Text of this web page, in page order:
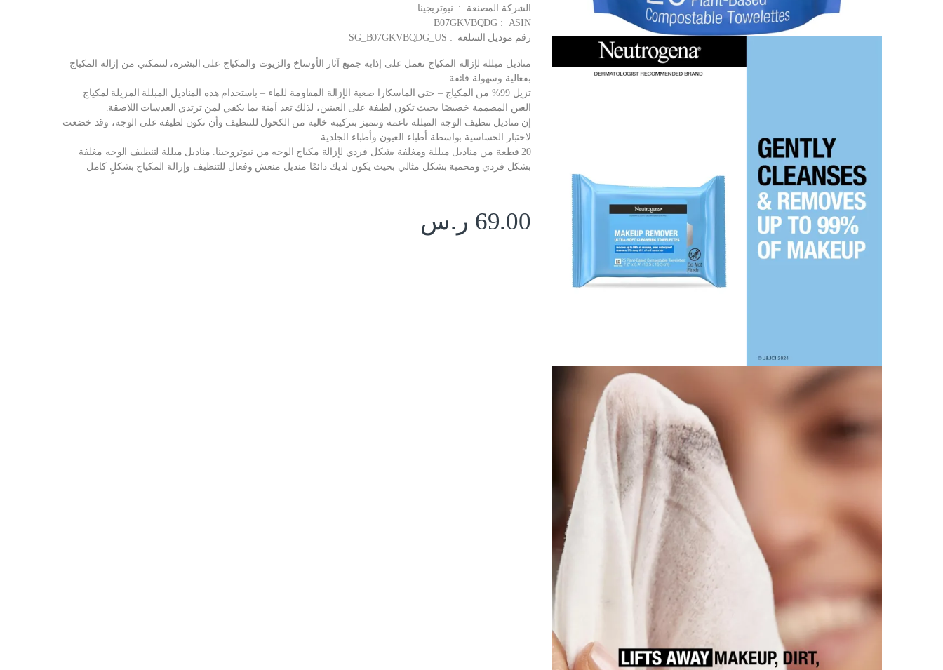
الشركة المصنعة ‏ : ‎ نيوتريجينا
ASIN ‏ : ‎ B07GKVBQDG
رقم موديل السلعة ‏ : ‎ SG_B07GKVBQDG_US
مناديل مبللة لإزالة المكياج تعمل على إذابة جميع آثار الأوساخ والزيوت والمكياج على البشرة، لتتمكني من إزالة المكياج
بفعالية وسهولة فائقة.
تزيل 99% من المكياج – حتى الماسكارا صعبة الإزالة المقاومة للماء – باستخدام هذه المناديل المبللة المزيلة لمكياج
العين المصممة خصيصًا بحيث تكون لطيفة على العينين، لذلك تعد آمنة بما يكفي لمن ترتدي العدسات اللاصقة.
إن مناديل تنظيف الوجه المبللة ناعمة وتتميز بتركيبة خالية من الكحول للتنظيف وأن تكون لطيفة على الوجه، وقد خضعت
لاختبار الحساسية بواسطة أطباء العيون وأطباء الجلدية.
20 قطعة من مناديل مبللة ومغلفة بشكل فردي لإزالة مكياج الوجه من نيوتروجينا. مناديل مبللة لتنظيف الوجه مغلفة
بشكل فردي ومحمية بشكل مثالي بحيث يكون لديك دائمًا منديل منعش وفعال للتنظيف وإزالة المكياج بشكلٍ كامل
69.00 ر.س